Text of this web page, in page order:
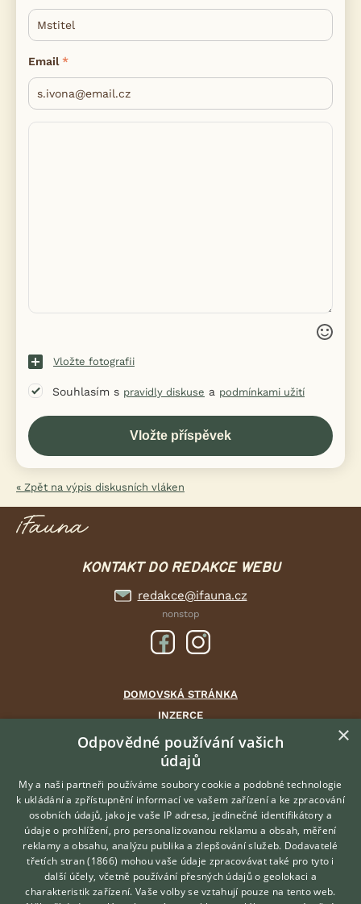
Email
Vložte fotografii
Souhlasím s pravidly diskuse a podmínkami užití
« Zpět na výpis diskusních vláken
KONTAKT DO REDAKCE WEBU
redakce@ifauna.cz
nonstop
DOMOVSKÁ STRÁNKA
INZERCE
DISKUSE
ČLÁNKY
CHOVATELSKÉ STANICE
ATLAS
O nás
Kontakt
Možnosti zvýraznění inzerátů
Hledáte zvířecího kamaráda?
Zdarma vám poradí
VETERINÁŘ ONLINE
×
Odpovědné používání vašich
údajů
My a naši partneři používáme soubory cookie a podobné technologie
k ukládání a zpřístupnění informací ve vašem zařízení a ke zpracování
osobních údajů, jako je vaše IP adresa, jedinečné identifikátory a
údaje o prohlížení, pro personalizovanou reklamu a obsah, měření
reklamy a obsahu, analýzu publika a zlepšování služeb. Dodavatelé
třetích stran (1866) mohou vaše údaje zpracovávat také pro tyto i
další účely, včetně používání přesných údajů o geolokaci a
charakteristik zařízení. Vaše volby se vztahují pouze na tento web.